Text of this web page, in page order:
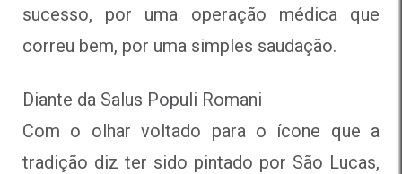
sucesso, por uma operação médica que
correu bem, por uma simples saudação.
Diante da Salus Populi Romani
Com o olhar voltado para o ícone que a
tradição diz ter sido pintado por São Lucas,